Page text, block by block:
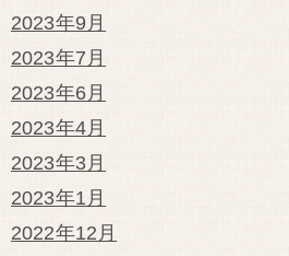
2023年9月
2023年7月
2023年6月
2023年4月
2023年3月
2023年1月
2022年12月